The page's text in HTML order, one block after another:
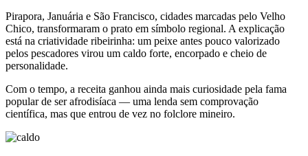
Pirapora, Januária e São Francisco, cidades marcadas pelo Velho
Chico, transformaram o prato em símbolo regional. A explicação
está na criatividade ribeirinha: um peixe antes pouco valorizado
pelos pescadores virou um caldo forte, encorpado e cheio de
personalidade.
Com o tempo, a receita ganhou ainda mais curiosidade pela fama
popular de ser afrodisíaca — uma lenda sem comprovação
científica, mas que entrou de vez no folclore mineiro.